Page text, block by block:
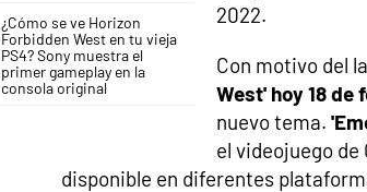
¿Cómo se ve Horizon
Forbidden West en tu vieja
PS4? Sony muestra el
primer gameplay en la
consola original
2022.
Con motivo del
West' hoy 18 de
nuevo tema.
el videojuego de
disponible en diferentes